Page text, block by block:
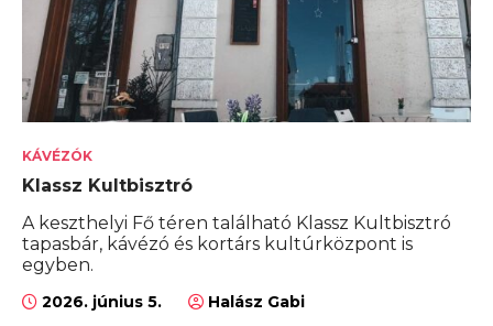
KÁVÉZÓK
Klassz Kultbisztró
A keszthelyi Fő téren található Klassz Kultbisztró
tapasbár, kávézó és kortárs kultúrközpont is
egyben.
2026. június 5. Halász Gabi